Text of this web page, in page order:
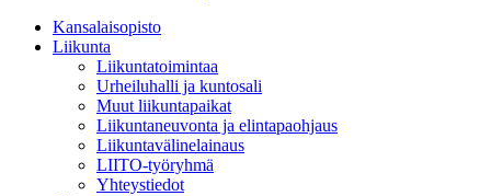
Kansalaisopisto
Liikunta
Liikuntatoimintaa
Urheiluhalli ja kuntosali
Muut liikuntapaikat
Liikuntaneuvonta ja elintapaohjaus
Liikuntavälinelainaus
LIITO-työryhmä
Yhteystiedot